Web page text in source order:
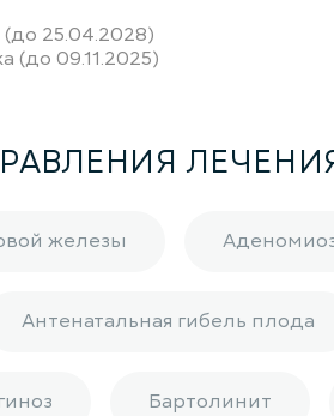
25.04.2028)
(до 09.11.2025)
железы
Антенатальная гибель плода
Бартолинит